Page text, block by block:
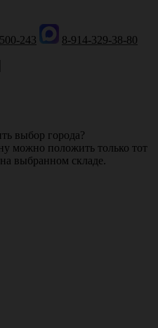
243
8-914-329-38-80
выбор города?
можно положить только тот
выбранном складе.